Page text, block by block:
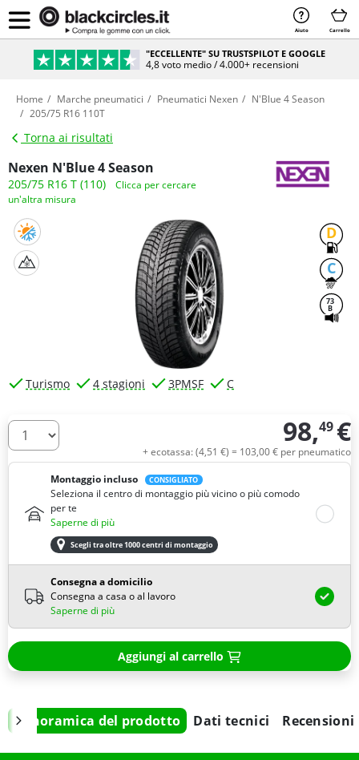
Aiuto Carrello
"ECCELLENTE" SU TRUSTSPILOT E GOOGLE
4,8 voto medio / 4.000+ recensioni
Home Marche pneumatici Pneumatici Nexen
N'Blue 4 Season
205/75 R16 110T
Torna ai risultati
Nexen N'Blue 4 Season
205/75 R16 T (110)
Clicca per cercare
un'altra misura
D
C
73
B
Turismo 4 stagioni 3PMSF C
Quantità 98,49 €
+ ecotassa: (4,51 €) = 103,00€ per pneumatico
Montaggio incluso
CONSIGLIATO
Seleziona il centro di montaggio più vicino o più comodo
per te
Saperne di più
Scegli tra oltre 1000 centri di montaggio
Consegna a domicilio
Consegna a casa o al lavoro
Saperne di più
Aggiungi al carrello
Panoramica del prodotto Dati tecnici Recensioni